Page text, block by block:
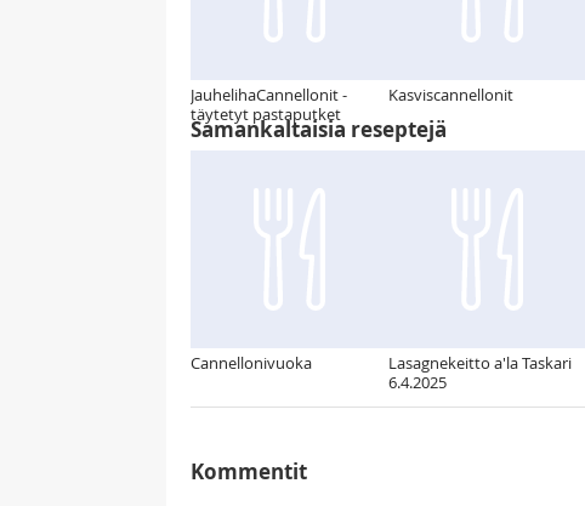
JauhelihaCannellonit -
täytetyt pastaputket
Kasviscannellonit
Samankaltaisia reseptejä
Cannellonivuoka
Lasagnekeitto a'la Taskari
6.4.2025
Kommentit